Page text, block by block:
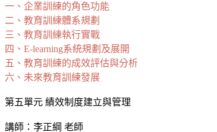
一、企業訓練的角色功能
二、教育訓練體系規劃
三、教育訓練執行實戰
四、E-learning系統規劃及展開
五、教育訓練的成效評估與分析
六、未來教育訓練發展
第五單元 績效制度建立與管理
講師：李正綱 老師